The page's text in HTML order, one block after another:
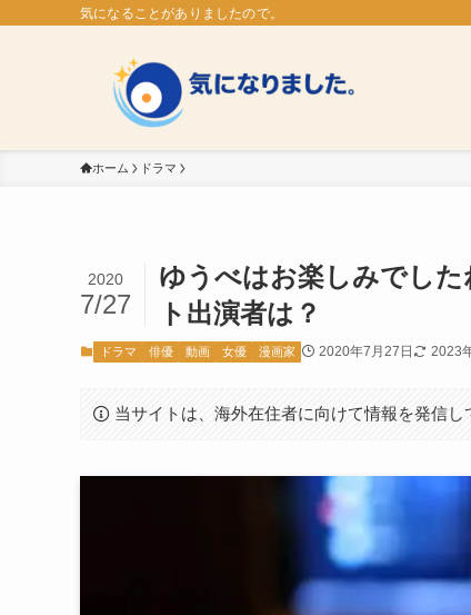
気になることがありましたので。
ホーム ドラマ
ゆうべはお楽しみでし
ト出演者は？
2020
7/27
ドラマ 俳優 動画 女優 漫画家 2020年7月27日 2023
当サイトは、海外在住者に向けて情報を発信し